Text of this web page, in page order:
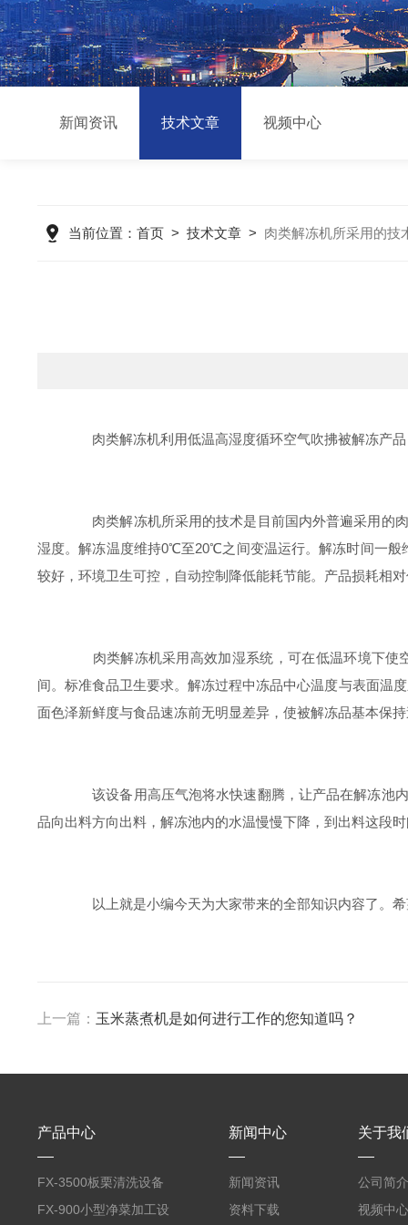
新闻资讯 技术文章 视频中心
当前位置： 首页> 技术文章> 肉类解冻机所采用的技
肉类解冻机利用低温高湿度循环空气吹拂被解冻产品
肉类解冻机所采用的技术是目前国内外普遍采用的肉
湿度。解冻温度维持0℃至20℃之间变温运行。解冻时间一般
较好，环境卫生可控，自动控制降低能耗节能。产品损耗相
肉类解冻机采用高效加湿系统，可在低温环境下使
间。标准食品卫生要求。解冻过程中冻品中心温度与表面温
面色泽新鲜度与食品速冻前无明显差异，使被解冻品基本保
该设备用高压气泡将水快速翻腾，让产品在解冻池内
品向出料方向出料，解冻池内的水温慢慢下降，到出料这段
以上就是小编今天为大家带来的全部知识内容了。希
上一篇： 玉米蒸煮机是如何进行工作的您知道吗？
产品中心
FX-3500板栗清洗设备
全自动气泡清洗机
FX-900小型净菜加工设
新闻中心
新闻资讯
资料下载
关于我
公司简介
视频中心